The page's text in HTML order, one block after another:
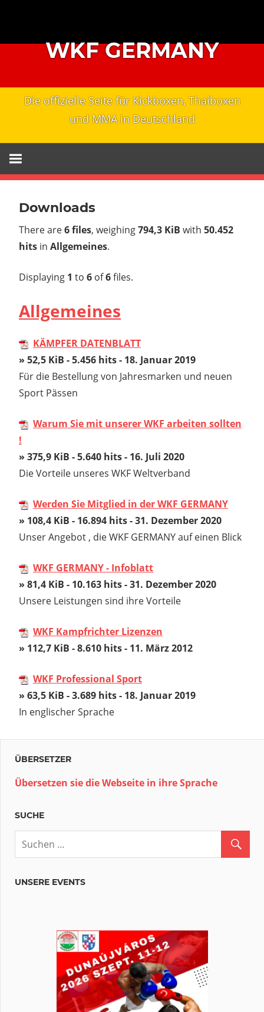
springen WKF GERMANY
Die offizielle Seite für Kickboxen, Thaiboxen
und MMA in Deutschland
Downloads
There are6 files, weighing794,3 KiB with 50.452
hits in Allgemeines.
Displaying 1 to 6 of6files.
Allgemeines
KÄMPFER DATENBLATT
» 52,5 KiB - 5.456 hits - 18. Januar 2019
Für die Bestellung von Jahresmarken und neuen
Sport Pässen
Warum Sie mit unserer WKF arbeiten sollten
!
» 375,9 KiB - 5.640 hits - 16. Juli 2020
Die Vorteile unseres WKF Weltverband
Werden Sie Mitglied in der WKF GERMANY
» 108,4 KiB - 16.894 hits - 31. Dezember 2020
Unser Angebot , die WKF GERMANY auf einen Blick
WKF GERMANY - Infoblatt
» 81,4 KiB - 10.163 hits - 31. Dezember 2020
Unsere Leistungen sind ihre Vorteile
WKF Kampfrichter Lizenzen
» 112,7 KiB - 8.610 hits - 11. März 2012
WKF Professional Sport
» 63,5 KiB - 3.689 hits - 18. Januar 2019
In englischer Sprache
ÜBERSETZER
Übersetzen sie die Webseite in ihre Sprache
SUCHE
UNSERE EVENTS